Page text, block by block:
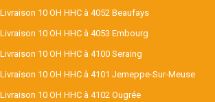
Livraison 10 OH HHC à 4052 Beaufays
Livraison 10 OH HHC à 4053 Embourg
Livraison 10 OH HHC à 4100 Seraing
Livraison 10 OH HHC à 4101 Jemeppe-Sur-Meuse
Livraison 10 OH HHC à 4102 Ougrée